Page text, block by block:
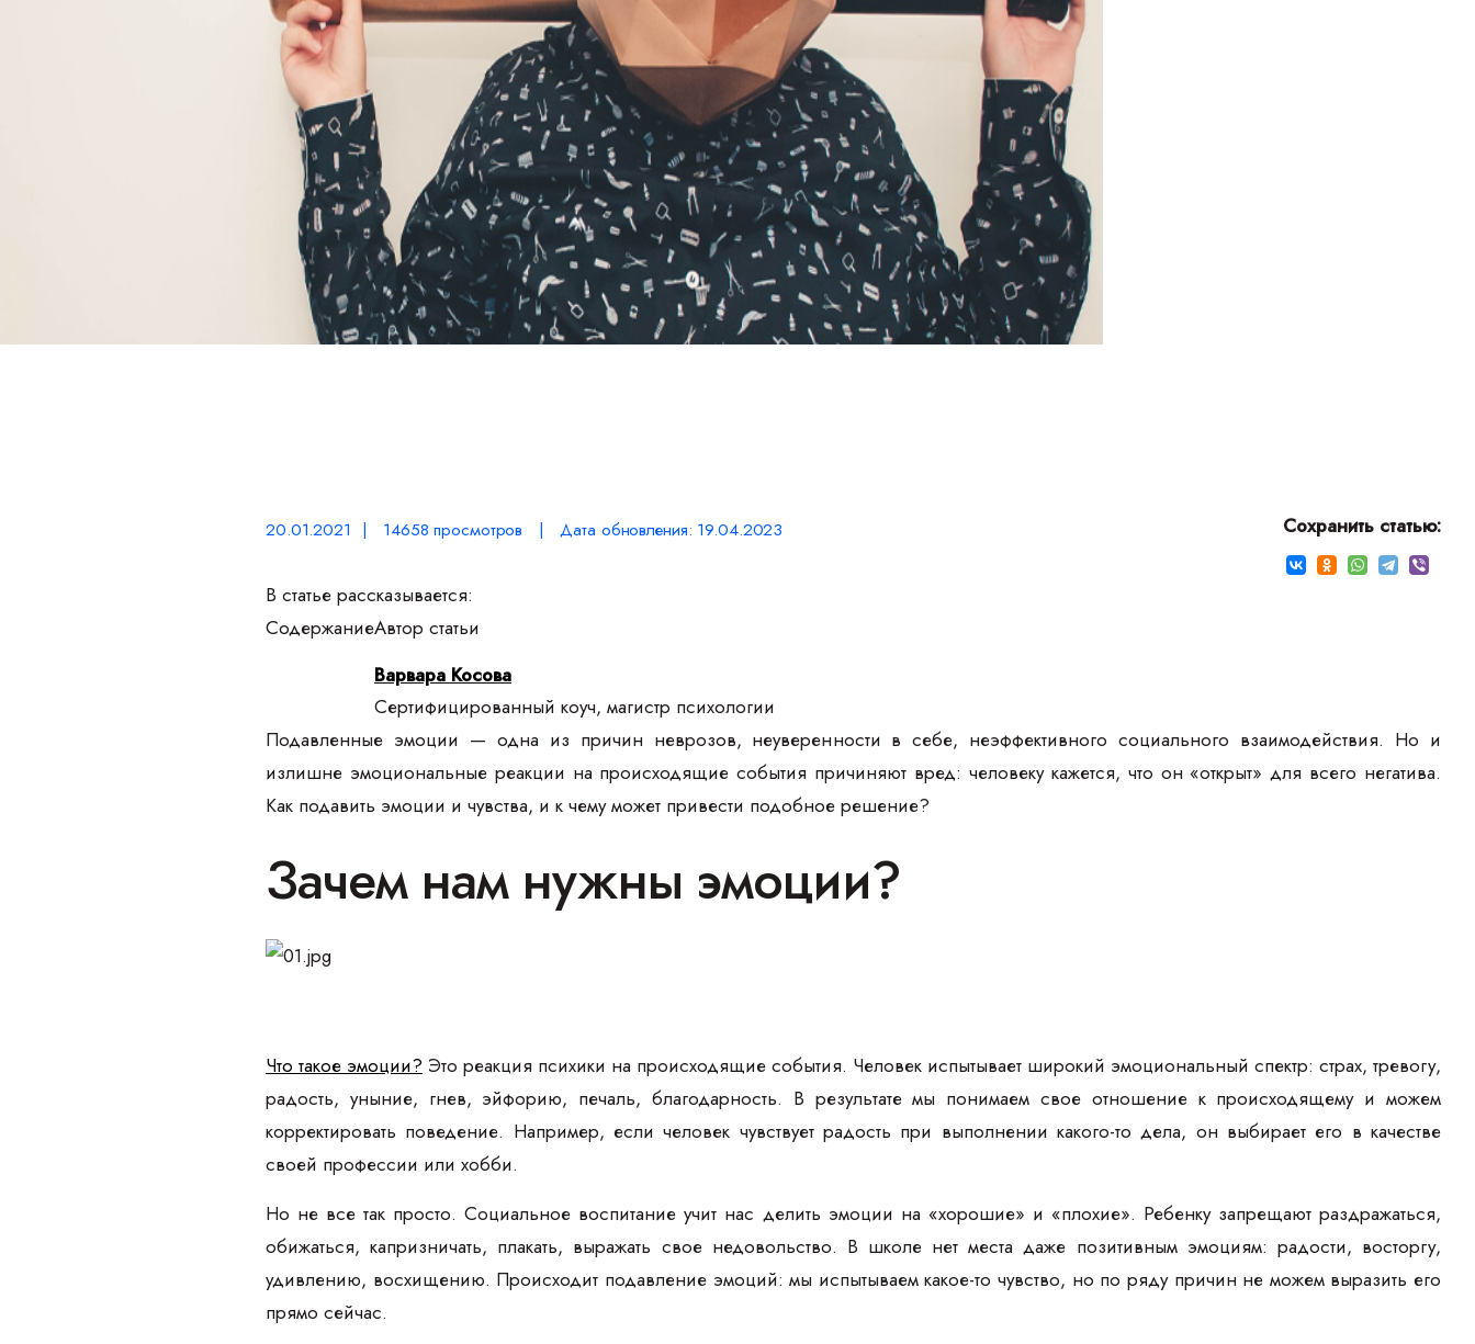
20.01.2021 | 14658 просмотров | Дата обновления: 19.04.2023 Сохранить статью:
В статье рассказывается:
СодержаниеАвтор статьи
Варвара Косова
Сертифицированный коуч, магистр психологии
Подавленные эмоции — одна из причин неврозов, неуверенности в себе, неэффективного социального взаимодействия. Но и
излишне эмоциональные реакции на происходящие события причиняют вред: человеку кажется, что он «открыт» для всего негатива.
Как подавить эмоции и чувства, и к чему может привести подобное решение?
Зачем нам нужны эмоции?
Что такое эмоции? Это реакция психики на происходящие события. Человек испытывает широкий эмоциональный спектр: страх, тревогу,
радость, уныние, гнев, эйфорию, печаль, благодарность. В результате мы понимаем свое отношение к происходящему и можем
корректировать поведение. Например, если человек чувствует радость при выполнении какого-то дела, он выбирает его в качестве
своей профессии или хобби.
Но не все так просто. Социальное воспитание учит нас делить эмоции на «хорошие» и «плохие». Ребенку запрещают раздражаться,
обижаться, капризничать, плакать, выражать свое недовольство. В школе нет места даже позитивным эмоциям: радости, восторгу,
удивлению, восхищению. Происходит подавление эмоций: мы испытываем какое-то чувство, но по ряду причин не можем выразить его
прямо сейчас.